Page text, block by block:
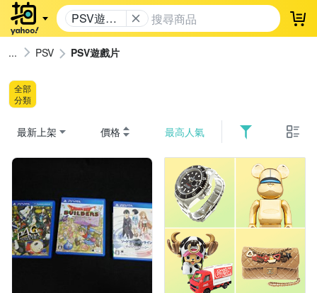
PSV遊戲
片
登
PSV PSV遊戲片
全部
分類
最新上架 價格 最高人氣